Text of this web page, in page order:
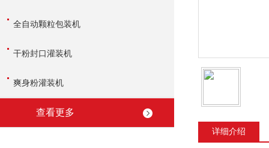
全自动颗粒包装机
干粉封口灌装机
爽身粉灌装机
查看更多
详细介绍